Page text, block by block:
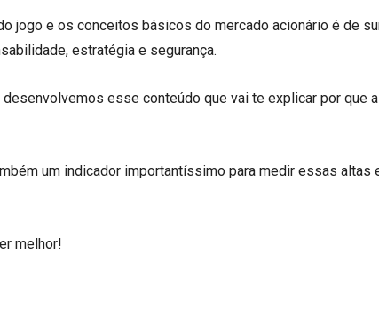
jogo e os conceitos básicos do mercado acionário é de
estratégia e segurança.
desenvolvemos esse conteúdo que vai te explicar por que
um indicador importantíssimo para medir essas altas
melhor!